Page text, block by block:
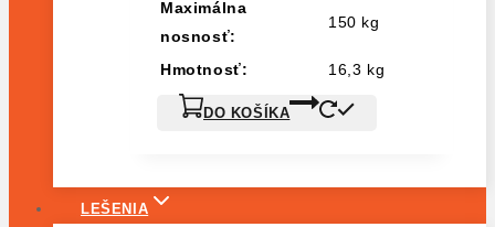
Maximálna
nosnosť:
150 kg
Hmotnosť: 16,3 kg
DO KOŠÍKA
LEŠENIA